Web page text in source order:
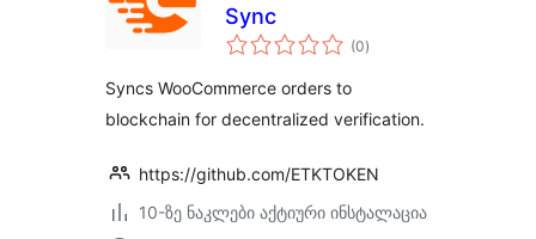
Sync
(0საერთო
რეიტინგი
)
Syncs WooCommerce orders to
blockchain for decentralized verification.
https://github.com/ETKTOKEN
10-ზე ნაკლები აქტიური ინსტალაცია